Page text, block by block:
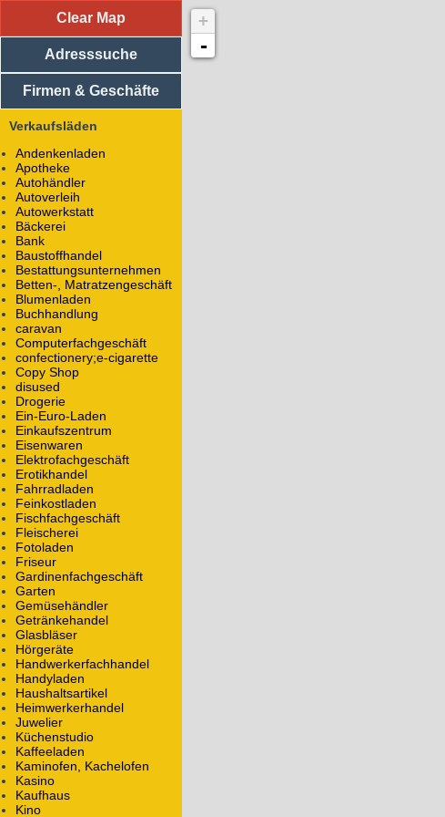
Adresssuche
Vereine
Medizinische Einrichtungen
Religiöse Einrichtungen
Sportliche Einrichtungen
Einkaufsläden
Münzstraße 40
Kasino
Handwerker / Dienstleister
Firmen
Bildungseinrichtungen
Essen
Unterkunft
Regierung / Behörden
Technische Universität Ilmenau
(Rad-/Ski-/Reit-) Wanderwege
Clear Map
Adresssuche
Firmen & Geschäfte
Verkaufsläden
Andenkenladen
Apotheke
Autohändler
Autoverleih
Autowerkstatt
Bäckerei
Bank
Baustoffhandel
Bestattungsunternehmen
Betten-, Matratzengeschäft
Blumenladen
Buchhandlung
caravan
Computerfachgeschäft
confectionery;e-cigarette
Copy Shop
disused
Drogerie
Ein-Euro-Laden
Einkaufszentrum
Eisenwaren
Elektrofachgeschäft
Erotikhandel
Fahrradladen
Feinkostladen
Fischfachgeschäft
Fleischerei
Fotoladen
Friseur
Gardinenfachgeschäft
Garten
Gemüsehändler
Getränkehandel
Glasbläser
Hörgeräte
Handwerkerfachhandel
Handyladen
Haushaltsartikel
Heimwerkerhandel
Juwelier
Küchenstudio
Kaffeeladen
Kaminofen, Kachelofen
Kasino
Kaufhaus
Kino
+
-